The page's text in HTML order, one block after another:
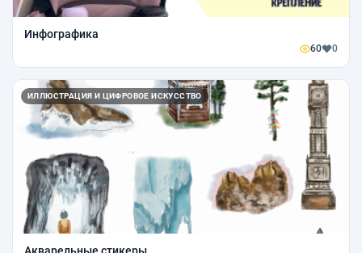
Инфографика
60 0
ИЛЛЮСТРАЦИЯ И ЦИФРОВОЕ ИСКУССТВО